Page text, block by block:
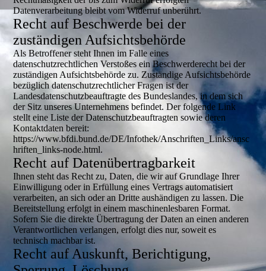
Datenverarbeitung bleibt vom Widerruf unberührt.
Recht auf Beschwerde bei der
zuständigen Aufsichtsbehörde
Als Betroffener steht Ihnen im Falle eines
datenschutzrechtlichen Verstoßes ein Beschwerderecht bei der
zuständigen Aufsichtsbehörde zu. Zuständige Aufsichtsbehörde
bezüglich datenschutzrechtlicher Fragen ist der
Landesdatenschutzbeauftragte des Bundeslandes, in dem sich
der Sitz unseres Unternehmens befindet. Der folgende Link
stellt eine Liste der Datenschutzbeauftragten sowie deren
Kontaktdaten bereit:
https://www.bfdi.bund.de/DE/Infothek/Anschriften_Links/ansc
hriften_links-node.html.
Recht auf Datenübertragbarkeit
Ihnen steht das Recht zu, Daten, die wir auf Grundlage Ihrer
Einwilligung oder in Erfüllung eines Vertrags automatisiert
verarbeiten, an sich oder an Dritte aushändigen zu lassen. Die
Bereitstellung erfolgt in einem maschinenlesbaren Format.
Sofern Sie die direkte Übertragung der Daten an einen anderen
Verantwortlichen verlangen, erfolgt dies nur, soweit es
technisch machbar ist.
Recht auf Auskunft, Berichtigung,